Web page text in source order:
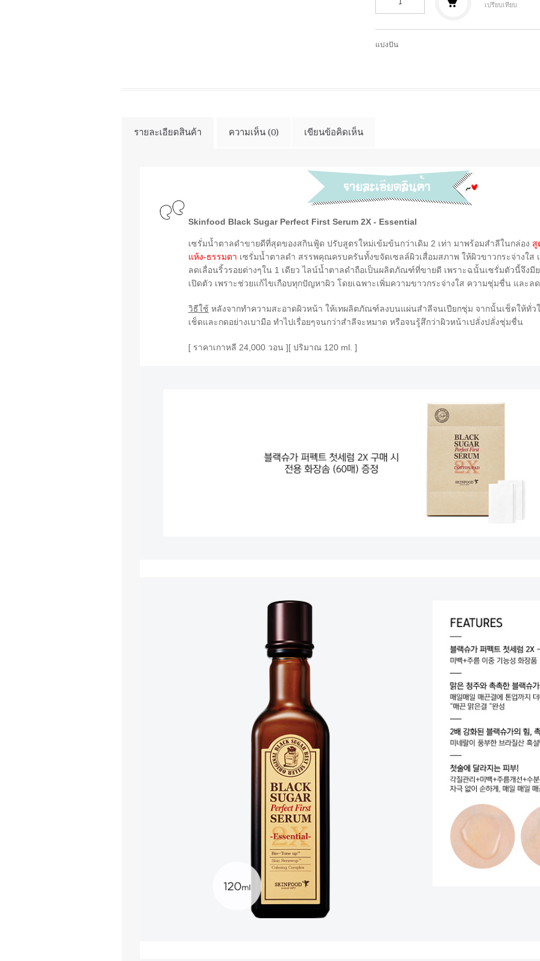
เปรียบเทียบ
แบ่งปัน
รายละเอียดสินค้า ความเห็น (0) เขียนข้อคิดเห็น
Skinfood Black Sugar Perfect First Serum 2X - Essential
เซรั่มน้ำตาลดำขายดีที่สุดของสกินฟู้ด ปรับสูตรใหม่เข้มข้นกว่าเดิม 2 เท่า มาพร้อมสำลีในกล่อง สู
แห้ง-ธรรมดา เซรั่มน้ำตาลดำ สรรพคุณครบครันทั้งขจัดเซลล์ผิวเสื่อมสภาพ ให้ผิวขาวกระจ่างใส
ลดเลื่อนริ้วรอยต่างๆใน 1 เดียว ไลน์น้ำตาลดำถือเป็นผลิตภัณฑ์ที่ขายดี เพราะฉนั้นเซรั่มตัวนี้จึง
เปิดตัว เพราะช่วยแก้ไขเกือบทุกปัญหาผิว โดยเฉพาะเพิ่มความขาวกระจ่างใส ความชุ่มชื่น และล
วิธีใช้ หลังจากทำความสะอาดผิวหน้า ให้เทผลิตภัณฑ์ลงบนแผ่นสำลีจนเปียกชุ่ม จากนั้นเช็ดให้ทั่ว
เช็ดและกดอย่างเบามือ ทำไปเรื่อยๆจนกว่าสำลีจะหมาด หรือจนรู้สึกว่าผิวหน้าเปลั่งปลั่งชุ่มชื่น
[ ราคาเกาหลี 24,000 วอน ][ ปริมาณ 120 ml. ]